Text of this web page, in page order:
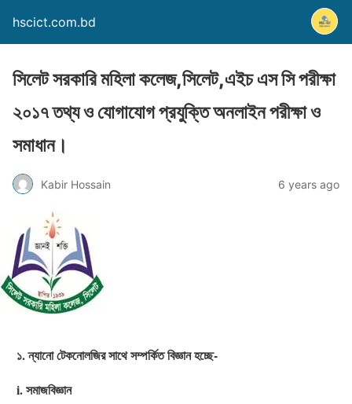
hscict.com.bd
সিলেট সরকারি মহিলা কলেজ,সিলেট,এইচ এস সি পরীক্ষা
২০১৭ তথ্য ও যোগাযোগ প্রযুক্তি অনলাইন পরীক্ষা ও
সমাধান।
Kabir Hossain 6 years ago
১. ন্যানো টেকনোলজির সাথে সম্পর্কিত বিজ্ঞান হচ্ছে-
i. সমাজবিজ্ঞান